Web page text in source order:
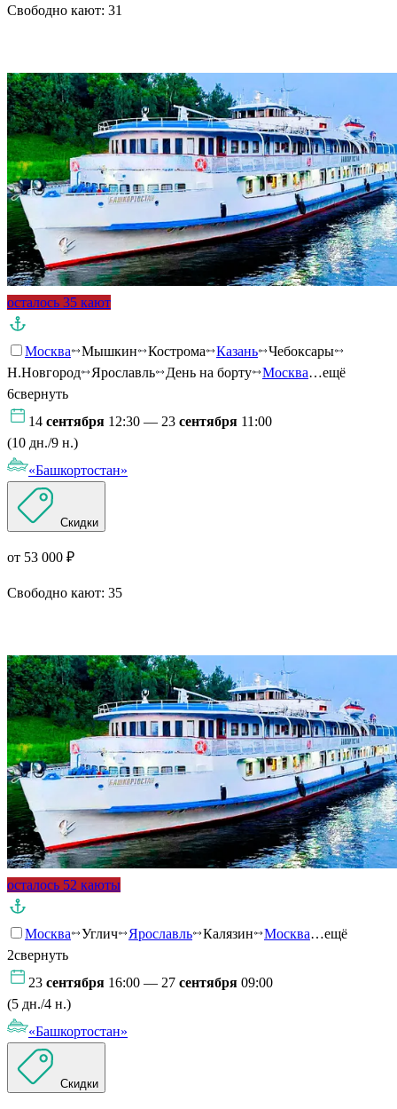
Свободно кают: 31
осталось 35 кают
Москва Мышкин Кострома Казань
Чебоксары
Н.Новгород
Ярославль День на борту Москва…ещё
6свернуть
14 сентября 12:30 — 23 сентября 11:00
(10 дн./9 н.)
«Башкортостан»
Скидки
от 53 000 ₽
Свободно кают: 35
осталось 52 каюты
Москва Углич Ярославль Калязин Москва…ещё
2свернуть
23 сентября 16:00 — 27 сентября 09:00
(5 дн./4 н.)
«Башкортостан»
Скидки